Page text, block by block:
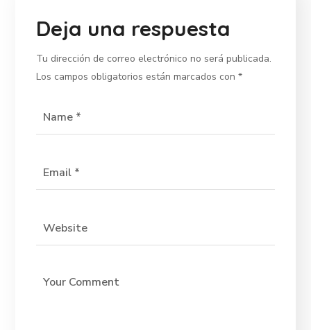
Deja una respuesta
Tu dirección de correo electrónico no será publicada.
Los campos obligatorios están marcados con*